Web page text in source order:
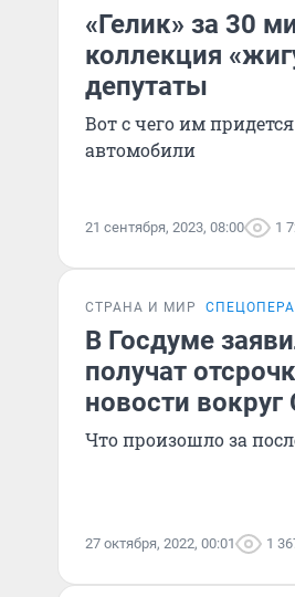
«Гелик» за 30
коллекция
депутаты
Вот с чего им
автомобили
21 сентября, 2023, 08:00 1
СТРАНА И МИР
В Госдуме
получат
новости
Что произошло за
27 октября, 2022, 00:01 1